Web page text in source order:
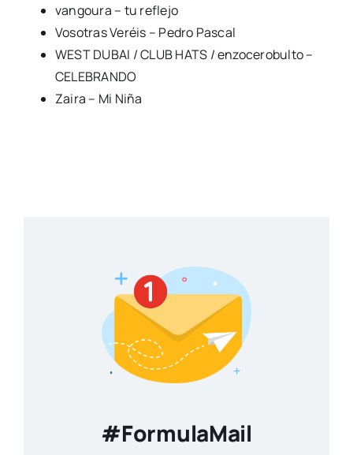
vangoura – tu reflejo
Vosotras Veréis – Pedro Pascal
WEST DUBAI / CLUB HATS / enzocerobulto –
CELEBRANDO
Zaira – Mi Niña
#FormulaMail